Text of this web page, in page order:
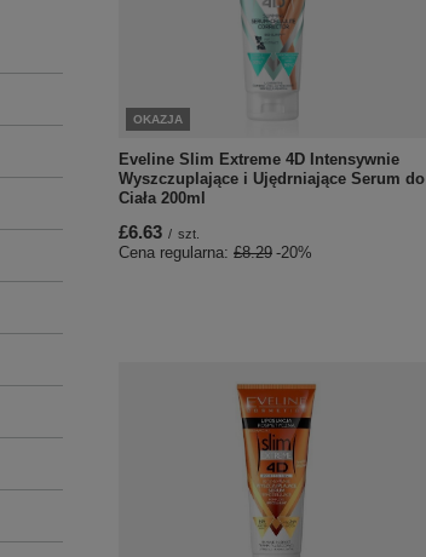
OKAZJA
Eveline Slim Extreme 4D Intensywnie
Wyszczuplające i Ujędrniające Serum do
Ciała 200ml
£6.63 / szt.
Cena regularna: £8.29 -20%